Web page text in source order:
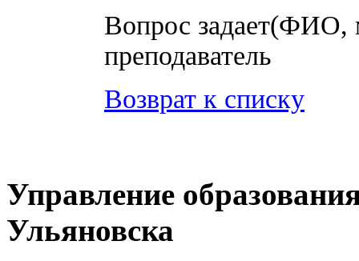
Вопрос задает(ФИО,
преподаватель
Возврат к списку
Управление
Ульяновска